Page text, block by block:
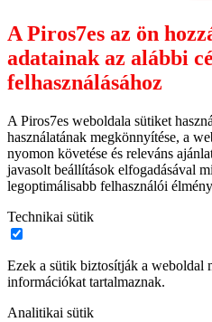
A Piros7es az ön
adatainak az alábbi
felhasználásához
A Piros7es weboldala sütiket
használatának megkönnyítése, a
nyomon követése és releváns
javasolt beállítások elfogadásával
legoptimálisabb felhasználói
Technikai sütik
Ezek a sütik biztosítják a weboldal
információkat tartalmaznak.
Analitikai sütik